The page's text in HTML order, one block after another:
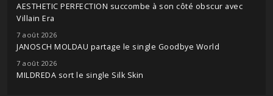
AESTHETIC PERFECTION succombe à son côté obscur avec
Villain Era
7 août 2026
JANOSCH MOLDAU partage le single Goodbye World
7 août 2026
MILDREDA sort le single Silk Skin